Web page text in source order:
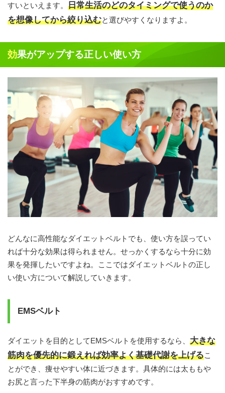
すいといえます。 日常生活のどのタイミングで使うのか
を想像してから絞り込むと選びやすくなりますよ。
効果がアップする正しい使い方
どんなに高性能なダイエットベルトでも、使い方を誤ってい
れば十分な効果は得られません。せっかくするなら十分に効
果を発揮したいですよね。ここではダイエットベルトの正し
い使い方について解説していきます。
EMSベルト
ダイエットを目的としてEMSベルトを使用するなら、 大きな
筋肉を優先的に鍛えれば効率よく基礎代謝を上げるこ
とができ、痩せやすい体に近づきます。具体的には太ももや
お尻と言った下半身の筋肉がおすすめです。